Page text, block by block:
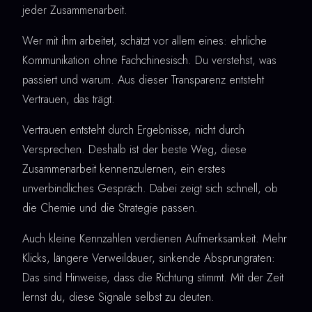
jeder Zusammenarbeit.
Wer mit ihm arbeitet, schätzt vor allem eines: ehrliche
Kommunikation ohne Fachchinesisch. Du verstehst, was
passiert und warum. Aus dieser Transparenz entsteht
Vertrauen, das trägt.
Vertrauen entsteht durch Ergebnisse, nicht durch
Versprechen. Deshalb ist der beste Weg, diese
Zusammenarbeit kennenzulernen, ein erstes
unverbindliches Gespräch. Dabei zeigt sich schnell, ob
die Chemie und die Strategie passen.
Auch kleine Kennzahlen verdienen Aufmerksamkeit. Mehr
Klicks, längere Verweildauer, sinkende Absprungraten:
Das sind Hinweise, dass die Richtung stimmt. Mit der Zeit
lernst du, diese Signale selbst zu deuten.